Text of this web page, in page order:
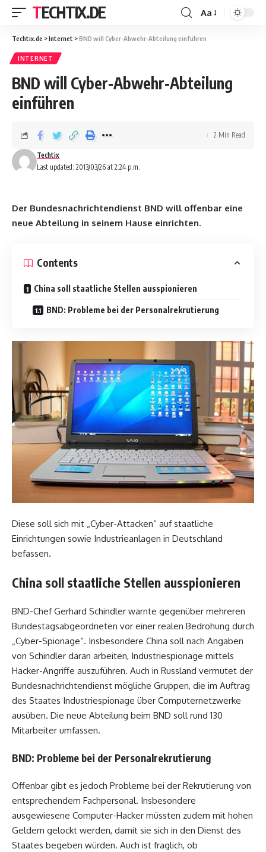
TECHTIX.DE Aa
Techtix.de >Internet >BND will Cyber-Abwehr-Abteilung einführen
INTERNET
BND will Cyber-Abwehr-Abteilung
einführen
Last updated: 2013/03/26 at 2:24 p.m.
Techtix
2 Min Read
Der Bundesnachrichtendienst BND will offenbar eine
neue Abteilung in seinem Hause einrichten.
Contents
China soll staatliche Stellen ausspionieren
BND: Probleme bei der Personalrekrutierung
Diese soll sich mit „Cyber-Attacken“ auf staatliche
Einrichtungen sowie Industrieanlagen in Deutschland
befassen.
China soll staatliche Stellen ausspionieren
BND-Chef Gerhard Schindler warnte gegenüber mehreren
Bundestagsabgeordneten vor einer realen Bedrohung durch
„Cyber-Spionage“. Insbesondere China soll nach Angaben
von Schindler daran arbeiten, Industriespionage mittels
Hacker-Angriffe auszuführen. Auch in Russland vermutet der
Bundesnachrichtendienst mögliche Gruppen, die im Auftrag
des Staates Industriespionage über Computernetzwerke
ausüben. Die neue Abteilung beim BND soll rund 130
Mitarbeiter umfassen.
BND: Probleme bei der Personalrekrutierung
Offenbar gibt es jedoch Probleme bei der Rekrutierung von
entsprechendem Fachpersonal. Insbesondere
ausgewiesene Computer-Hacker müssten zudem mit hohen
Geldern gelockt werden, damit sie sich in den Dienst des
Staates begeben würden. Auch ist fraglich, ob